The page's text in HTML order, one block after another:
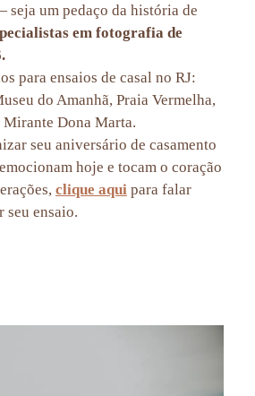
um pedaço da história de
em fotografia de
para ensaios de casal no RJ:
do Amanhã, Praia Vermelha,
Dona Marta.
seu aniversário de casamento
hoje e tocam o coração
clique aqui para falar
seu ensaio.